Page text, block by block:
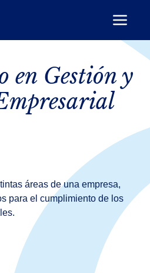
en Gestión y
áreas de una empresa,
para el cumplimiento de los